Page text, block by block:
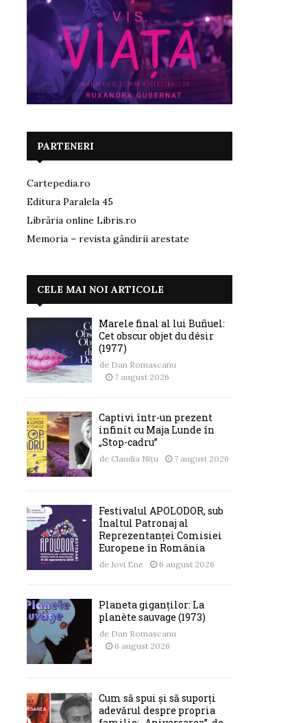
PARTENERI
Cartepedia.ro
Editura Paralela 45
Librăria online Libris.ro
Memoria – revista gândirii arestate
CELE MAI NOI ARTICOLE
Marele final al lui Buñuel:
Cet obscur objet du désir
(1977)
de Dan Romascanu
7 august 2026
Captivi într-un prezent
infinit cu Maja Lunde în
„Stop-cadru”
de Claudia Nițu 7 august 2026
Festivalul APOLODOR, sub
Înaltul Patronaj al
Reprezentanței Comisiei
Europene în România
de Jovi Ene 6 august 2026
Planeta giganților: La
planète sauvage (1973)
de Dan Romascanu
6 august 2026
Cum să spui și să suporți
adevărul despre propria